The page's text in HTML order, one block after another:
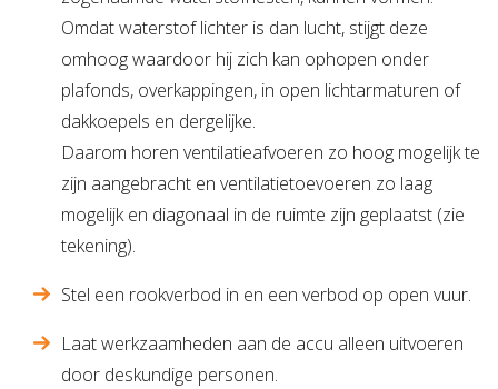
Omdat waterstof lichter is dan lucht, stijgt deze
omhoog waardoor hij zich kan ophopen onder
plafonds, overkappingen, in open lichtarmaturen of
dakkoepels en dergelijke.
Daarom horen ventilatieafvoeren zo hoog mogelijk te
zijn aangebracht en ventilatietoevoeren zo laag
mogelijk en diagonaal in de ruimte zijn geplaatst (zie
tekening).
Stel een rookverbod in en een verbod op open vuur.
Laat werkzaamheden aan de accu alleen uitvoeren
door deskundige personen.